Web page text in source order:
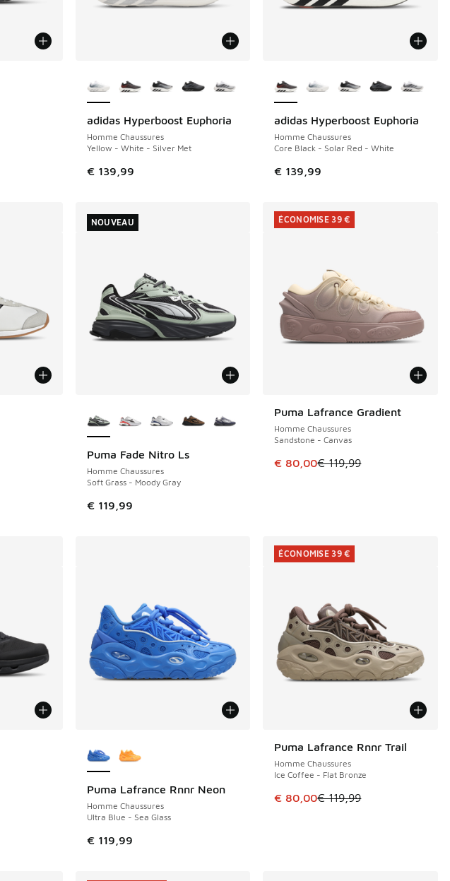
adidas Hyperboost Euphoria
Homme Chaussures
Yellow - White - Silver Met
€ 139,99
NOUVEAU adidas Hyperboost Euphoria
Homme Chaussures
Core Black - Solar Red - White
€ 139,99
NOUVEAU
Puma Fade Nitro Ls
Homme Chaussures
Soft Grass - Moody Gray
€ 119,99
NOUVEAU
NOUVEAU
Puma Lafrance Gradient
Homme Chaussures
Sandstone - Canvas
Cet article est en promotion.
€ 80,00€ 119,99
ÉCONOMISE 39 €
ÉCONOMISE 39 €
Puma Lafrance Rnnr Neon
Homme Chaussures
Ultra Blue - Sea Glass
€ 119,99
Puma Lafrance Rnnr Trail
Homme Chaussures
Ice Coffee - Flat Bronze
Cet article est en promotion.
€ 80,00€ 119,99
ÉCONOMISE 39 €
ÉCONOMISE 39 €